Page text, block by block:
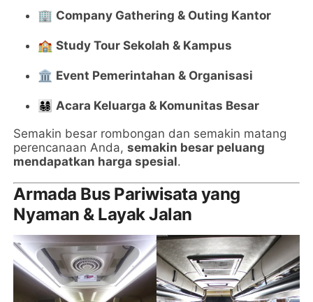
🏢 Company Gathering & Outing Kantor
🏫Study Tour Sekolah & Kampus
🏛️ Event Pemerintahan & Organisasi
👨‍👩‍👧‍👦Acara Keluarga & Komunitas Besar
Semakin besar rombongan dan semakin matang
perencanaan Anda,semakin besar peluang
mendapatkan harga spesial.
Armada Bus Pariwisata yang
Nyaman & Layak Jalan